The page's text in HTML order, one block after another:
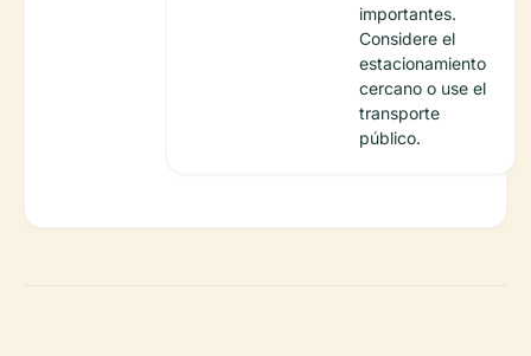
importantes.
Considere el
estacionamiento
cercano o use el
transporte
público.